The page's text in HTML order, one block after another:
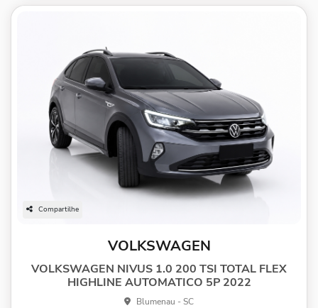
Compartilhe
VOLKSWAGEN
VOLKSWAGEN NIVUS 1.0 200 TSI TOTAL FLEX
HIGHLINE AUTOMATICO 5P 2022
Blumenau - SC